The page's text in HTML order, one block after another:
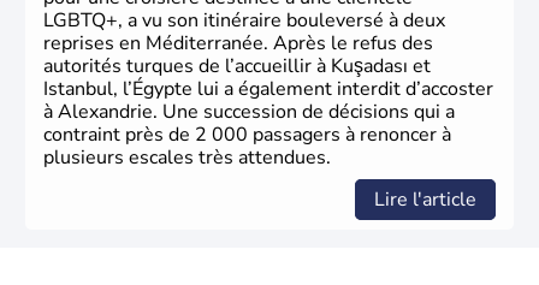
LGBTQ+, a vu son itinéraire bouleversé à deux
reprises en Méditerranée. Après le refus des
autorités turques de l’accueillir à Kuşadası et
Istanbul, l’Égypte lui a également interdit d’accoster
à Alexandrie. Une succession de décisions qui a
contraint près de 2 000 passagers à renoncer à
plusieurs escales très attendues.
Lire l'article